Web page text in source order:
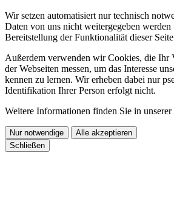
Wir setzen automatisiert nur technisch
Daten von uns nicht weitergegeben
Bereitstellung der Funktionalität dieser
Außerdem verwenden wir Cookies, die Ihr
der Webseiten messen, um das Interesse
kennen zu lernen. Wir erheben dabei nur
Identifikation Ihrer Person erfolgt nicht.
Weitere Informationen finden Sie in unserer
Nur notwendige
Alle akzeptieren
Schließen